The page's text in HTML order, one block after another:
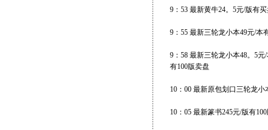
9：53 最新黄牛24。5元/版有
9：55 最新三轮龙小本49元/本
9：58 最新三轮龙小本48。5
有100版卖盘
10：00 最新原包划口三轮龙
10：05 最新篆书245元/版有